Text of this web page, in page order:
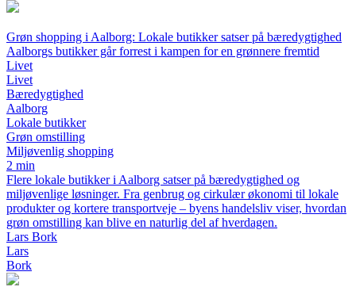
Grøn shopping i Aalborg: Lokale butikker satser på bæredygtighed
Aalborgs butikker går forrest i kampen for en grønnere fremtid
Livet
Livet
Bæredygtighed
Aalborg
Lokale butikker
Grøn omstilling
Miljøvenlig shopping
2 min
Flere lokale butikker i Aalborg satser på bæredygtighed og
miljøvenlige løsninger. Fra genbrug og cirkulær økonomi til lokale
produkter og kortere transportveje – byens handelsliv viser, hvordan
grøn omstilling kan blive en naturlig del af hverdagen.
Lars Bork
Lars
Bork